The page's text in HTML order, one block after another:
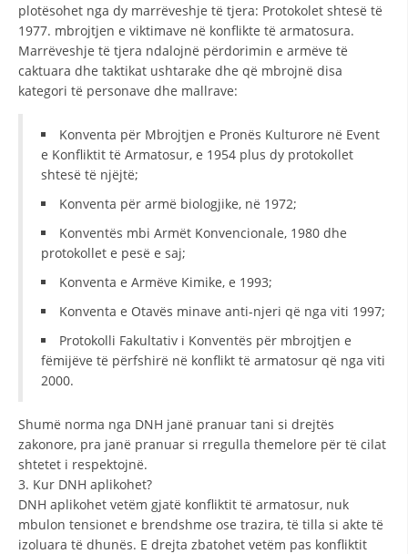
STACIONIN E UJIT SHPËTIMIT – VODNO
PROJEKTE
BASHKËPUNIM NDËRKOMBËTAR
PROJEKTE
SHËRBIMI PËR KËRKIM
VEPRIMTARI SHËNDETËSORE PREVENTIVE
NDIHMA E PARË
MENAXHIM ME VULLNETARË
KUSH JEMI NE
plotësohet nga dy marrëveshje të tjera: Protokolet shtesë të
1977. mbrojtjen e viktimave në konflikte të armatosura.
Marrëveshje të tjera ndalojnë përdorimin e armëve të
caktuara dhe taktikat ushtarake dhe që mbrojnë disa
kategori të personave dhe mallrave:
Konventa për Mbrojtjen e Pronës Kulturore në Event
e Konfliktit të Armatosur, e 1954 plus dy protokollet
shtesë të njëjtë;
Konventa për armë biologjike, në 1972;
Konventës mbi Armët Konvencionale, 1980 dhe
protokollet e pesë e saj;
Konventa e Armëve Kimike, e 1993;
Konventa e Otavës minave anti-njeri që nga viti 1997;
Protokolli Fakultativ i Konventës për mbrojtjen e
fëmijëve të përfshirë në konflikt të armatosur që nga viti
2000.
Shumë norma nga DNH janë pranuar tani si drejtës
zakonore, pra janë pranuar si rregulla themelore për të cilat
shtetet i respektojnë.
3. Kur DNH aplikohet?
DNH aplikohet vetëm gjatë konfliktit të armatosur, nuk
mbulon tensionet e brendshme ose trazira, të tilla si akte të
izoluara të dhunës. E drejta zbatohet vetëm pas konfliktit